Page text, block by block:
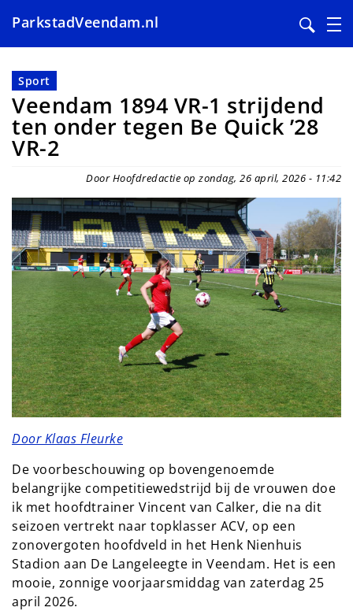
en
naar
de
inhoud
gaan
ParkstadVeendam.nl
Sport
Veendam 1894 VR-1 strijdend
ten onder tegen Be Quick ’28
VR-2
Door Hoofdredactie op zondag, 26 april, 2026 - 11:42
Door Klaas Fleurke
De voorbeschouwing op bovengenoemde
belangrijke competitiewedstrijd bij de vrouwen doe
ik met hoofdtrainer Vincent van Calker, die na dit
seizoen vertrekt naar topklasser ACV, op een
zonovergoten hoofdveld in het Henk Nienhuis
Stadion aan De Langeleegte in Veendam. Het is een
mooie, zonnige voorjaarsmiddag van zaterdag 25
april 2026.